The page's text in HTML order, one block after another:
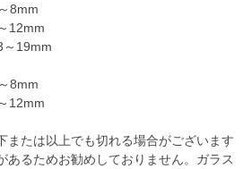
8mm
12mm
19mm
8mm
12mm
または以上でも切れる場合がございます
あるためお勧めしておりません。ガラス